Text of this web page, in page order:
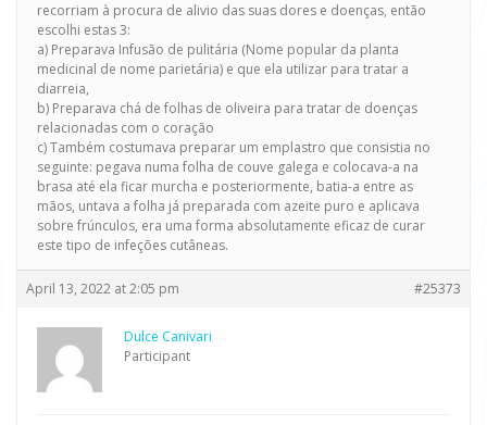
recorriam à procura de alivio das suas dores e doenças, então
escolhi estas 3:
a) Preparava Infusão de pulitária (Nome popular da planta
medicinal de nome parietária) e que ela utilizar para tratar a
diarreia,
b) Preparava chá de folhas de oliveira para tratar de doenças
relacionadas com o coração
c) Também costumava preparar um emplastro que consistia no
seguinte: pegava numa folha de couve galega e colocava-a na
brasa até ela ficar murcha e posteriormente, batia-a entre as
mãos, untava a folha já preparada com azeite puro e aplicava
sobre frúnculos, era uma forma absolutamente eficaz de curar
este tipo de infeções cutâneas.
April 13, 2022 at 2:05 pm #25373
Dulce Canivari
Participant